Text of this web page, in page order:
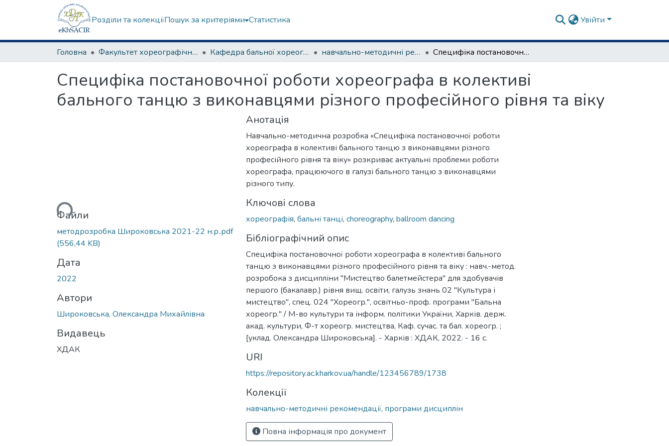
Розділи та колекціїПошук за критеріями Статистика Увійти
Головна Факультет хореографічного мистецтва Кафедра бальної хореографії навчально-методичні рекомендації, програми дисциплін Специфіка постановочної роботи хореографа в колективі бального танцю з виконавцями різного професійного рівня та віку
Специфіка постановочної роботи хореографа в колективі
бального танцю з виконавцями різного професійного рівня та віку
Вантажиться...Файли
методрозробка Широковська 2021-22 н.р..pdf
(556,44 KB)
Дата
2022
Автори
Широковська, Олександра Михайлівна
Видавець
ХДАК
Анотація
Навчально-методична розробка «Специфіка постановочної роботи
хореографа в колективі бального танцю з виконавцями різного
професійного рівня та віку» розкриває актуальні проблеми роботи
хореографа, працюючого в галузі бального танцю з виконавцями
різного типу.
Ключові слова
хореографія, бальні танці, choreography, ballroom dancing
Бібліографічний опис
Специфіка постановочної роботи хореографа в колективі бального
танцю з виконавцями різного професійного рівня та віку : навч.-метод.
розробока з дисципліни "Мистецтво балетмейстера" для здобувачів
першого (бакалавр.) рівня вищ. освіти, галузь знань 02 "Культура і
мистецтво", спец. 024 "Хореогр.", освітньо-проф. програми "Бальна
хореогр." / М-во культури та інформ. політики України, Харків. держ.
акад. культури, Ф-т хореогр. мистецтва, Каф. сучас. та бал. хореогр. ;
[уклад. Олександра Широковська]. - Харків : ХДАК, 2022. - 16 с.
URI
https://repository.ac.kharkov.ua/handle/123456789/1738
Колекції
навчально-методичні рекомендації, програми дисциплін
Повна інформація про документ